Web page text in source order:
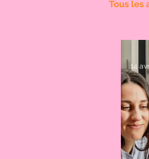
Tous les
14